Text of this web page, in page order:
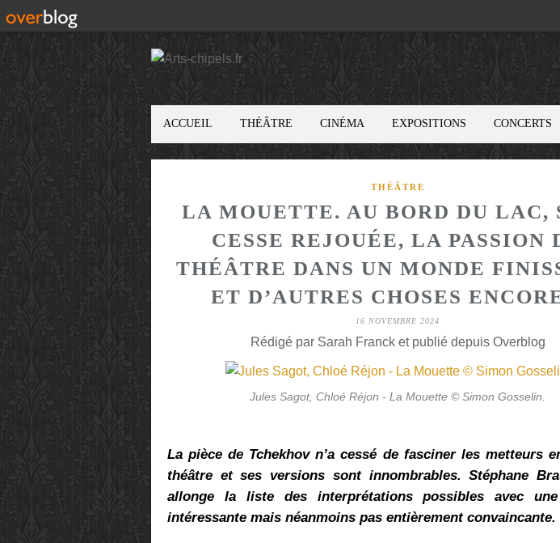
ACCUEIL THÉÂTRE CINÉMA EXPOSITIONS CONCERTS
THÉÂTRE
LA MOUETTE. AU BORD DU LAC,
CESSE REJOUÉE, LA PASSION
THÉÂTRE DANS UN MONDE
ET D’AUTRES CHOSES
16 NOVEMBRE 2024
Rédigé par Sarah Franck et publié depuis Overblog
Jules Sagot, Chloé Réjon - La Mouette © Simon Gosselin.
La pièce de Tchekhov n’a cessé de fasciner les metteurs
théâtre et ses versions sont innombrables. Stéphane
allonge la liste des interprétations possibles avec une
intéressante mais néanmoins pas entièrement convaincante.